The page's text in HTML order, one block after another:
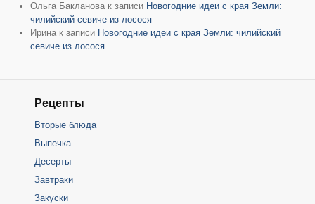
Ольга Бакланова к записи Новогодние идеи с края Земли:
чилийский севиче из лосося
Ирина к записи Новогодние идеи с края Земли: чилийский
севиче из лосося
Рецепты
Вторые блюда
Выпечка
Десерты
Завтраки
Закуски